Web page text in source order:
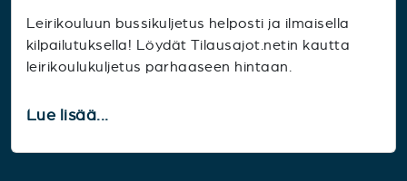
Leirikouluun bussikuljetus helposti ja ilmaisella
kilpailutuksella! Löydät Tilausajot.netin kautta
leirikoulukuljetus parhaaseen hintaan.
Lue lisää...